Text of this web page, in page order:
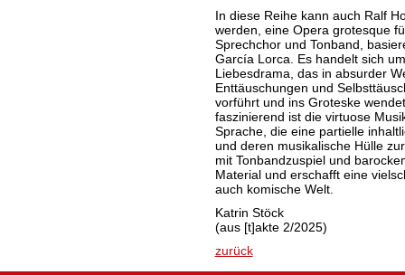
In diese Reihe kann auch Ralf
werden, eine Opera grotesque
Sprechchor und Tonband,
García Lorca. Es handelt sich
Liebesdrama, das in absurder
Enttäuschungen und
vorführt und ins Groteske
faszinierend ist die virtuose
Sprache, die eine partielle
und deren musikalische Hülle
mit Tonbandzuspiel und
Material und erschafft eine
auch komische Welt.
Katrin Stöck
(aus [t]akte 2/2025)
zurück